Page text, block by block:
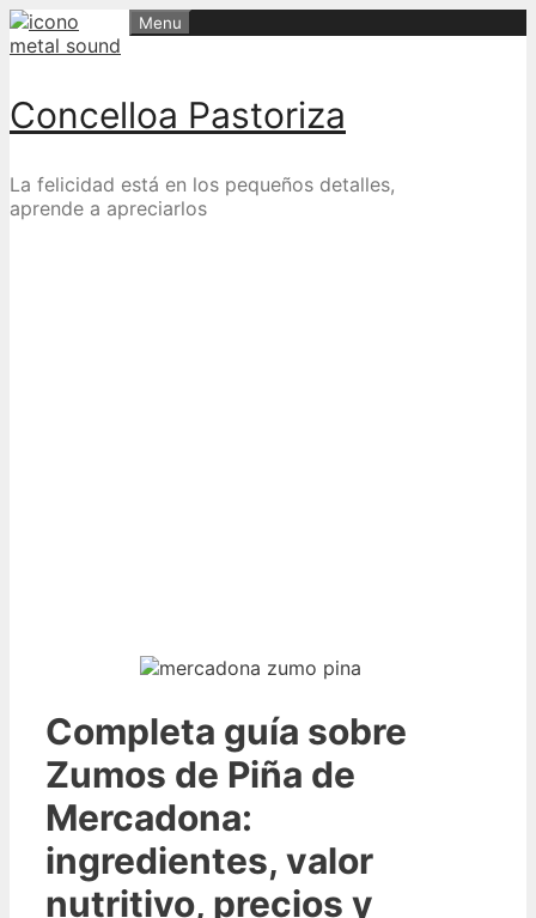
Skip
to
Concelloa Pastoriza
La felicidad está en los pequeños detalles,
aprende a apreciarlos
Menu
Completa guía sobre
Zumos de Piña de
Mercadona:
ingredientes, valor
nutritivo, precios y